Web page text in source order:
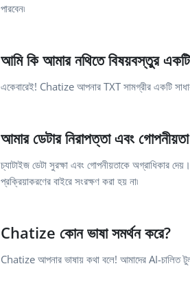
পারবেন৷
আমি কি আমার নথিতে বিষয়বস্তুর
একেবারেই! Chatize আপনার TXT সামগ্রীর একটি
আমার ডেটার নিরাপত্তা এবং
চ্যাটাইজ ডেটা সুরক্ষা এবং গোপনীয়তাকে অগ্রাধিকার
প্রক্রিয়াকরণের বাইরে সংরক্ষণ করা হয় না৷
Chatize কোন ভাষা সমর্থন করে?
Chatize আপনার ভাষায় কথা বলে! আমাদের AI-চালিত